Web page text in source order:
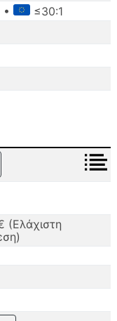
≤30:1
(Ελάχιστη